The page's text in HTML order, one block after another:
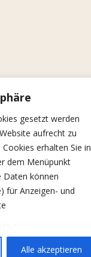
gesetzt werden
aufrecht zu
erhalten Sie in
dem Menüpunkt
Daten können
für Anzeigen- und
Alle akzeptieren